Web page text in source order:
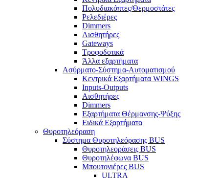
Πολυδιακόπτες/Θερμοστάτες
Ρελεδιέρες
Dimmers
Αισθητήρες
Gateways
Τροφοδοτικά
Άλλα εξαρτήματα
Ασύρματο-Σύστημα-Αυτοματισμού
Κεντρικά Εξαρτήματα WINGS
Inputs-Outputs
Αισθητήρες
Dimmers
Εξαρτήματα Θέρμανσης-Ψύξης
Ειδικά Εξαρτήματα
Θυροτηλεόραση
Σύστημα Θυροτηλεόρασης BUS
Θυροτηλεοράσεις BUS
Θυροτηλέφωνα BUS
Μπουτονιέρες BUS
ULTRA